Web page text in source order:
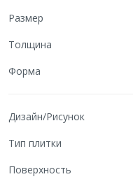
Размер
Толщина
Форма
Дизайн/Рисунок
Тип плитки
Поверхность